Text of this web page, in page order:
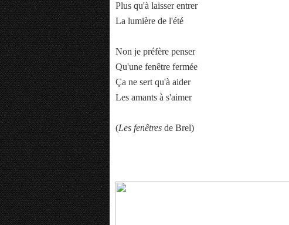
Plus qu'à laisser entrer
La lumière de l'été
Non je préfère penser
Qu'une fenêtre fermée
Ça ne sert qu'à aider
Les amants à s'aimer
(Les fenêtres de Brel)